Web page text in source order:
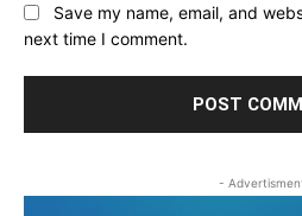
Save my name, email, and
next time I comment.
-